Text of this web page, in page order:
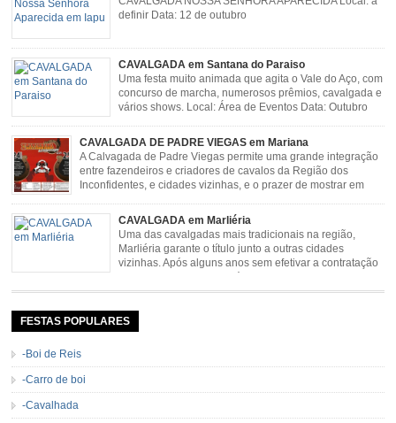
definir Data: 12 de outubro
CAVALGADA em Santana do Paraiso
Uma festa muito animada que agita o Vale do Aço, com
concurso de marcha, numerosos prêmios, cavalgada e
vários shows. Local: Área de Eventos Data: Outubro
CAVALGADA DE PADRE VIEGAS em Mariana
A Calvagada de Padre Viegas permite uma grande integração
entre fazendeiros e criadores de cavalos da Região dos
Inconfidentes, e cidades vizinhas, e o prazer de mostrar em
resgata cultura e saúde além de contar com apresentações musicais. Local:
Distrito de Padre Viegas, Antigo Campo de […]
CAVALGADA em Marliéria
Uma das cavalgadas mais tradicionais na região,
Marliéria garante o título junto a outras cidades
vizinhas. Após alguns anos sem efetivar a contratação
Cavalgada de Marliéria voltou, e não deixou dúvidas de que sua tradição
de […]
FESTAS POPULARES
-Boi de Reis
-Carro de boi
-Cavalhada